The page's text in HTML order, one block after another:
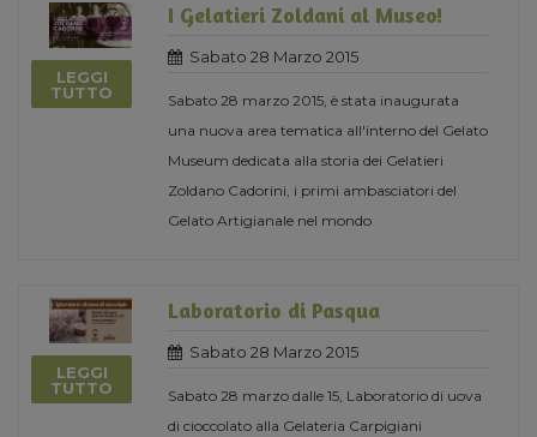
LEGGI
TUTTO
I Gelatieri Zoldani al Museo!
Sabato 28 Marzo 2015
Sabato 28 marzo 2015, è stata inaugurata
una nuova area tematica all'interno del Gelato
Museum dedicata alla storia dei Gelatieri
Zoldano Cadorini, i primi ambasciatori del
Gelato Artigianale nel mondo
LEGGI
TUTTO
Laboratorio di Pasqua
Sabato 28 Marzo 2015
Sabato 28 marzo dalle 15, Laboratorio di uova
di cioccolato alla Gelateria Carpigiani